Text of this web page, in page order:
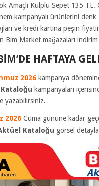
Amaçlı Kulplu Sepet 135
kampanyalı ürünlerini
ve kredi kartına peşin
Bim Market mağazaları
HAFTAYA
2026 kampanya
kampanyaları
yazabilirsiniz.
2026 Cuma gününe kadar
Kataloğu görsel